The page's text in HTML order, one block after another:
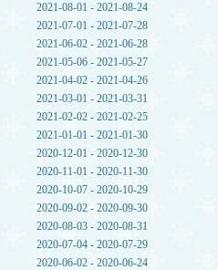
2021-08-01 - 2021-08-24
2021-07-01 - 2021-07-28
2021-06-02 - 2021-06-28
2021-05-06 - 2021-05-27
2021-04-02 - 2021-04-26
2021-03-01 - 2021-03-31
2021-02-02 - 2021-02-25
2021-01-01 - 2021-01-30
2020-12-01 - 2020-12-30
2020-11-01 - 2020-11-30
2020-10-07 - 2020-10-29
2020-09-02 - 2020-09-30
2020-08-03 - 2020-08-31
2020-07-04 - 2020-07-29
2020-06-02 - 2020-06-24